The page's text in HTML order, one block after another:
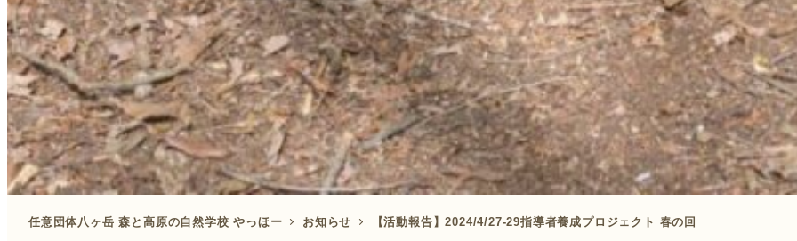
任意団体八ヶ岳 森と高原の自然学校 やっほー お知らせ 【活動報告】2024/4/27-29指導者養成プロジェクト 春の回